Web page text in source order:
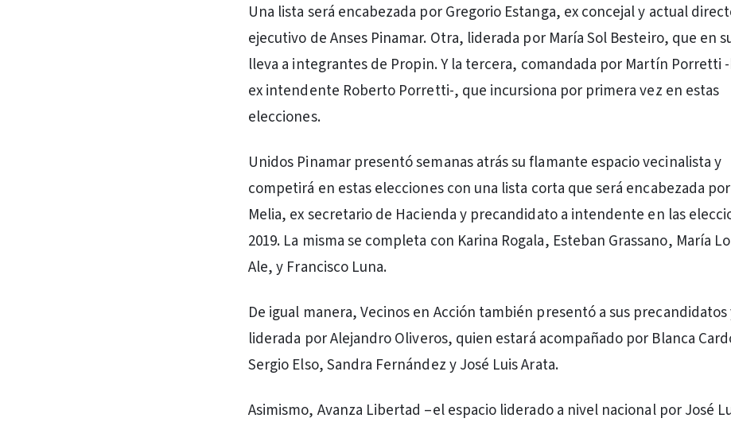
Una lista será encabezada por Gregorio Estanga, ex concejal y actual
ejecutivo de Anses Pinamar. Otra, liderada por María Sol Besteiro, que en
lleva a integrantes de Propin. Y la tercera, comandada por Martín Porretti
ex intendente Roberto Porretti-, que incursiona por primera vez en estas
elecciones.
Unidos Pinamar presentó semanas atrás su flamante espacio vecinalista y
competirá en estas elecciones con una lista corta que será encabezada
Melia, ex secretario de Hacienda y precandidato a intendente en las
2019. La misma se completa con Karina Rogala, Esteban Grassano, María
Ale, y Francisco Luna.
De igual manera, Vecinos en Acción también presentó a sus precandidatos
liderada por Alejandro Oliveros, quien estará acompañado por Blanca
Sergio Elso, Sandra Fernández y José Luis Arata.
Asimismo, Avanza Libertad –el espacio liderado a nivel nacional por José